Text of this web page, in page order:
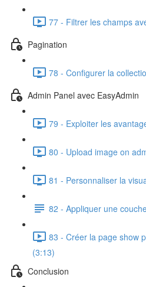
77 - Filtrer les champs
Pagination
78 - Configurer la
Admin Panel avec EasyAdmin
79 - Exploiter les
80 - Upload image on
81 - Personnaliser la
82 - Appliquer une
83 - Créer la page show
(3:13)
Conclusion